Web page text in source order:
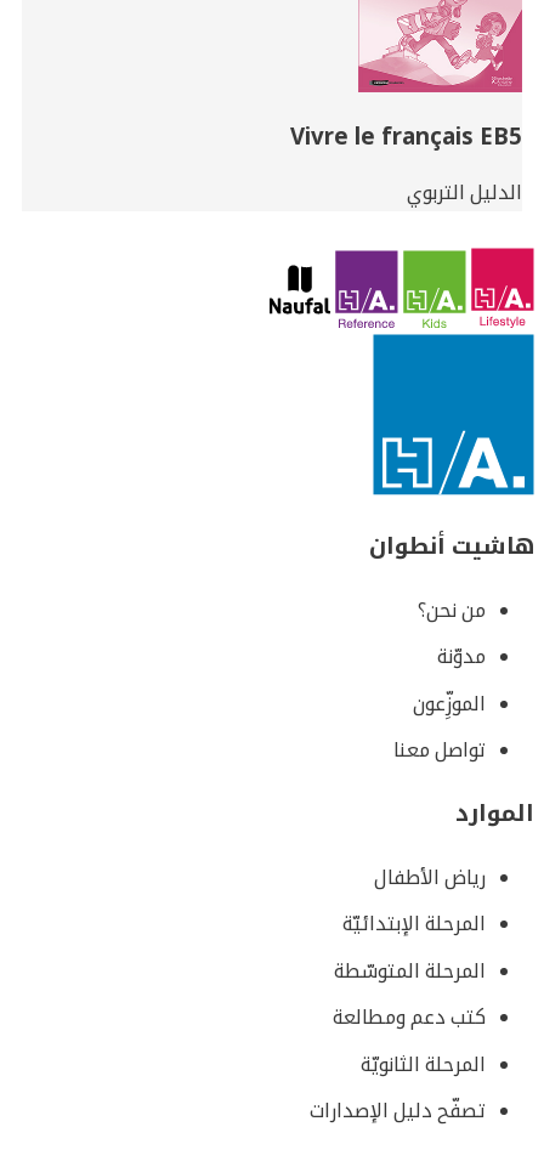
Vivre le français EB5
الدليل التربوي
هاشيت أنطوان
من نحن؟
مدوّنة
الموزِّعون
تواصل معنا
الموارد
رياض الأطفال
المرحلة الإبتدائيّة
المرحلة المتوسّطة
كتب دعم ومطالعة
المرحلة الثانويّة
تصفّح دليل الإصدارات